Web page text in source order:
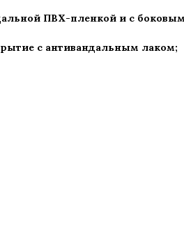
ПВХ-пленкой и с
с антивандальным лаком;